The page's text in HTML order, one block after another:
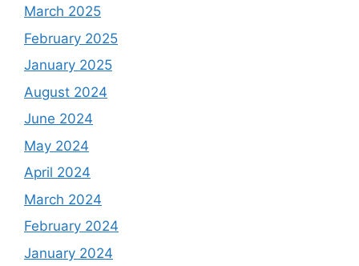
March 2025
February 2025
January 2025
August 2024
June 2024
May 2024
April 2024
March 2024
February 2024
January 2024